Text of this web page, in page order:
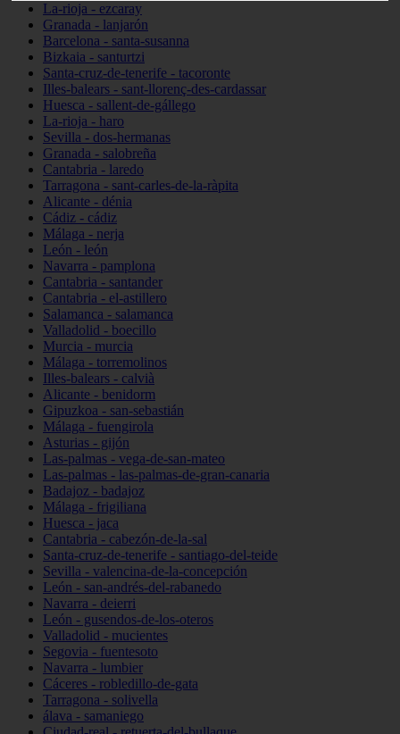
La-rioja - ezcaray
Granada - lanjarón
Barcelona - santa-susanna
Bizkaia - santurtzi
Santa-cruz-de-tenerife - tacoronte
Illes-balears - sant-llorenç-des-cardassar
Huesca - sallent-de-gállego
La-rioja - haro
Sevilla - dos-hermanas
Granada - salobreña
Cantabria - laredo
Tarragona - sant-carles-de-la-ràpita
Alicante - dénia
Cádiz - cádiz
Málaga - nerja
León - león
Navarra - pamplona
Cantabria - santander
Cantabria - el-astillero
Salamanca - salamanca
Valladolid - boecillo
Murcia - murcia
Málaga - torremolinos
Illes-balears - calvià
Alicante - benidorm
Gipuzkoa - san-sebastián
Málaga - fuengirola
Asturias - gijón
Las-palmas - vega-de-san-mateo
Las-palmas - las-palmas-de-gran-canaria
Badajoz - badajoz
Málaga - frigiliana
Huesca - jaca
Cantabria - cabezón-de-la-sal
Santa-cruz-de-tenerife - santiago-del-teide
Sevilla - valencina-de-la-concepción
León - san-andrés-del-rabanedo
Navarra - deierri
León - gusendos-de-los-oteros
Valladolid - mucientes
Segovia - fuentesoto
Navarra - lumbier
Cáceres - robledillo-de-gata
Tarragona - solivella
álava - samaniego